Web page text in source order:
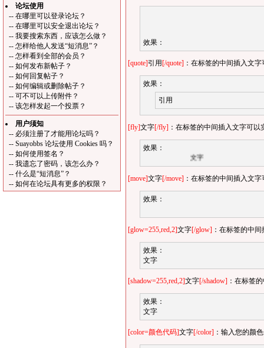
论坛使用
-- 在哪里可以登录论坛？
-- 在哪里可以安全退出论坛？
-- 我要搜索东西，应该怎么做？
-- 怎样给他人发送“短消息”？
-- 怎样看到全部的会员？
-- 如何发布新帖子？
-- 如何回复帖子？
-- 如何编辑或删除帖子？
-- 可不可以上传附件？
-- 该怎样发起一个投票？
用户须知
-- 必须注册了才能用论坛吗？
-- Suayobbs 论坛使用 Cookies 吗？
-- 如何使用签名？
-- 我遗忘了密码，该怎么办？
-- 什么是“短消息”？
-- 如何在论坛具有更多的权限？
效果：
[quote]引用 [/quote] ：在标签的中间插入文
效果：
引用
[fly]文字[/fly] ：在标签的中间插入文字可
效果：
文字
[move]文字[/move] ：在标签的中间插入文
效果：
[glow=255,red,2]文字[/glow] ：在标签的中
效果：
文字
[shadow=255,red,2]文字[/shadow] ：在标签
效果：
文字
[color=颜色代码]文字[/color] ：输入您的颜